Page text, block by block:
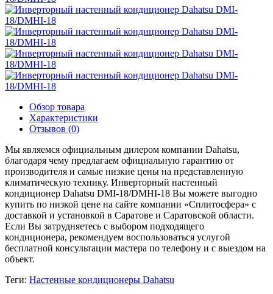
Обзор товара
Характеристики
Отзывов (0)
Мы являемся официальным дилером компании Dahatsu,
благодаря чему предлагаем официальную гарантию от
производителя и самые низкие цены на представленную
климатическую технику. Инверторный настенный
кондиционер Dahatsu DMI-18/DMHI-18 Вы можете выгодно
купить по низкой цене на сайте компании «Сплитосфера» с
доставкой и установкой в Саратове и Саратовской области.
Если Вы затрудняетесь с выбором подходящего
кондиционера, рекомендуем воспользоваться услугой
бесплатной консультации мастера по телефону и с выездом на
объект.
Теги: Настенные кондиционеры Dahatsu